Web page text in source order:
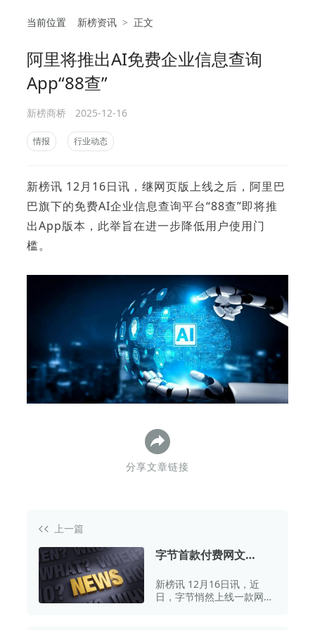
当前位置 新榜资讯 > 正文
阿里将推出AI免费企业信息查询
App“88查”
新榜商桥 2025-12-16
情报 行业动态
新榜讯 12月16日讯，继网页版上线之后，阿里巴
巴旗下的免费AI企业信息查询平台“88查”即将推
出App版本，此举旨在进一步降低用户使用门
槛。
分享文章链接
上一篇
字节首款付费网文
新榜讯 12月16日讯，近
日，字节悄然上线一款网文